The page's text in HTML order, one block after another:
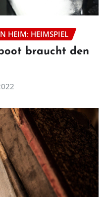
HEIM: HEIMSPIEL
braucht den